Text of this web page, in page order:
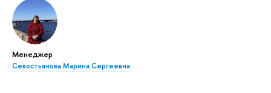
Менеджер
Севостьянова Марина Сергеевна